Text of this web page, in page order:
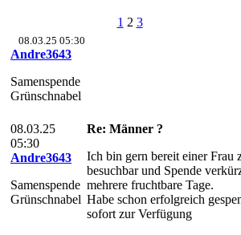
1 2 3
08.03.25 05:30
Andre3643
Samenspende
Grünschnabel
08.03.25
05:30
Andre3643
Samenspende
Grünschnabel
Re: Männer ?
Ich bin gern bereit einer Frau
besuchbar und Spende
mehrere fruchtbare Tage.
Habe schon erfolgreich
sofort zur Verfügung